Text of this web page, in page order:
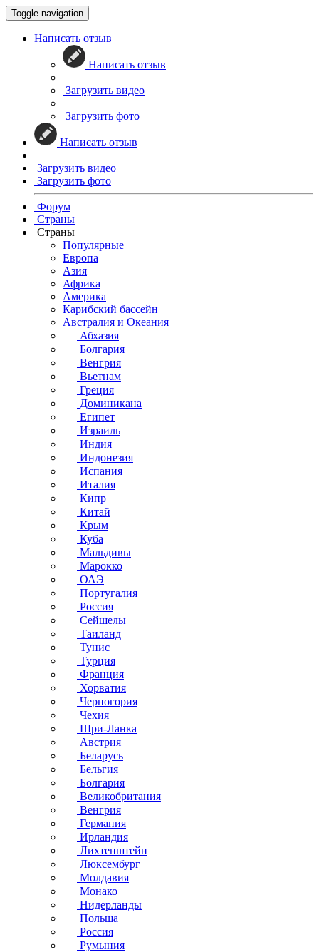
Toggle navigation
Написать отзыв
Написать отзыв
Загрузить видео
Загрузить фото
Написать отзыв
Загрузить видео
Загрузить фото
Форум
Страны
Страны
Популярные
Европа
Азия
Африка
Америка
Карибский бассейн
Австралия и Океания
Абхазия
Болгария
Венгрия
Вьетнам
Греция
Доминикана
Египет
Израиль
Индия
Индонезия
Испания
Италия
Кипр
Китай
Крым
Куба
Мальдивы
Марокко
ОАЭ
Португалия
Россия
Сейшелы
Таиланд
Тунис
Турция
Франция
Хорватия
Черногория
Чехия
Шри-Ланка
Австрия
Беларусь
Бельгия
Болгария
Великобритания
Венгрия
Германия
Ирландия
Лихтенштейн
Люксембург
Молдавия
Монако
Нидерланды
Польша
Россия
Румыния